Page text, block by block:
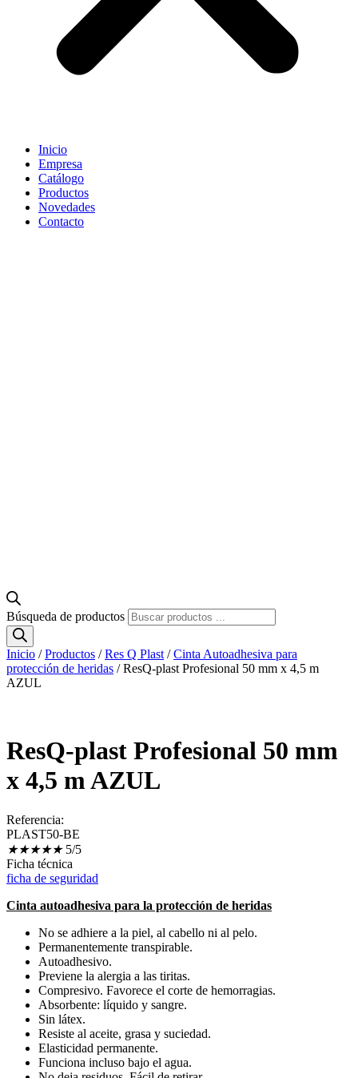
Inicio
Empresa
Catálogo
Productos
Novedades
Contacto
Búsqueda de productos
Inicio /Productos /Res Q Plast /Cinta Autoadhesiva para
protección de heridas / ResQ-plast Profesional 50 mm x 4,5 m
AZUL
ResQ-plast Profesional 50 mm
x 4,5 m AZUL
Referencia:
PLAST50-BE
★★★★★ 5/5
Ficha técnica
ficha de seguridad
Cinta autoadhesiva para la protección de heridas
No se adhiere a la piel, al cabello ni al pelo.
Permanentemente transpirable.
Autoadhesivo.
Previene la alergia a las tiritas.
Compresivo. Favorece el corte de hemorragias.
Absorbente: líquido y sangre.
Sin látex.
Resiste al aceite, grasa y suciedad.
Elasticidad permanente.
Funciona incluso bajo el agua.